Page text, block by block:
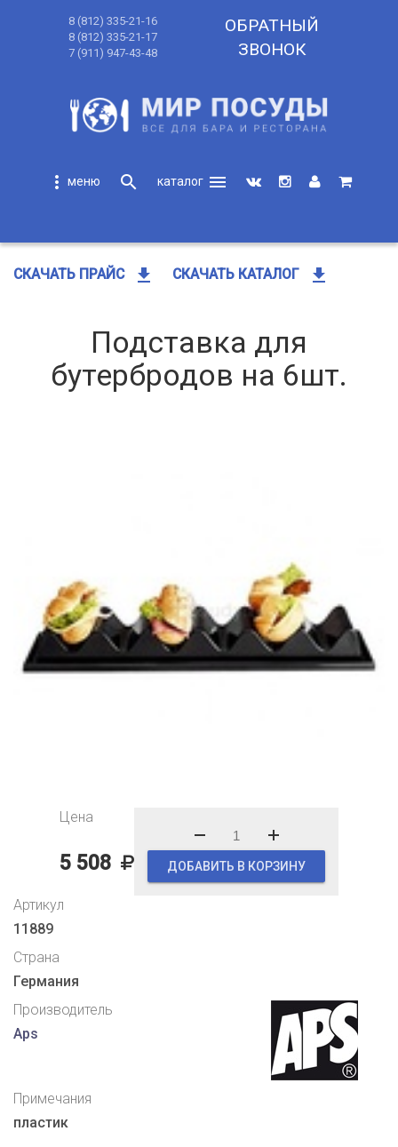
8 (812) 335-21-16
8 (812) 335-21-17
7 (911) 947-43-48
ОБРАТНЫЙ
ЗВОНОК
more_vert search
menu
СКАЧАТЬ ПРАЙС get_app СКАЧАТЬ КАТАЛОГ get_app
Подставка для
бутербродов на 6шт.
Цена
5 508 ДОБАВИТЬ В КОРЗИНУ
Артикул
11889
Страна
Германия
Производитель
Aps
Примечания
пластик